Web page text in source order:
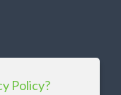
Policy?